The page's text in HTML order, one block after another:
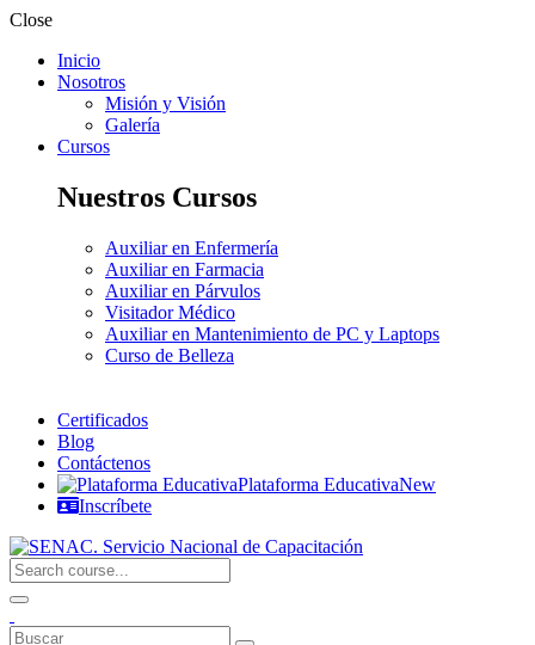
Close
Inicio
Nosotros
Misión y Visión
Galería
Cursos
Nuestros Cursos
Auxiliar en Enfermería
Auxiliar en Farmacia
Auxiliar en Párvulos
Visitador Médico
Auxiliar en Mantenimiento de PC y Laptops
Curso de Belleza
Certificados
Blog
Contáctenos
Plataforma EducativaNew
Inscríbete